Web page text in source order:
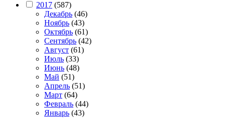
2017 (587)
Декабрь (46)
Ноябрь (43)
Октябрь (61)
Сентябрь (42)
Август (61)
Июль (33)
Июнь (48)
Май (51)
Апрель (51)
Март (64)
Февраль (44)
Январь (43)